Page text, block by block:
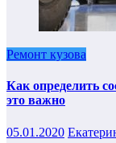
Ремонт кузова
Как определить
это важно
05.01.2020